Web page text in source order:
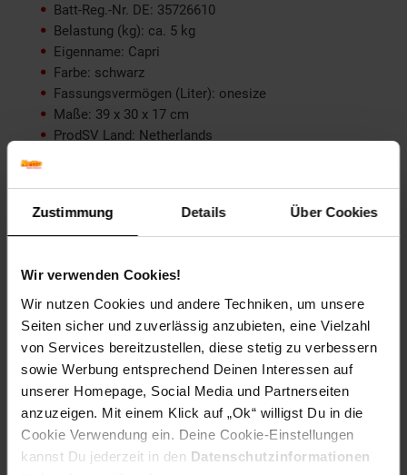
Zustimmung Details Über Cookies
Wir verwenden Cookies!
Wir nutzen Cookies und andere Techniken, um unsere
Seiten sicher und zuverlässig anzubieten, eine Vielzahl
von Services bereitzustellen, diese stetig zu verbessern
sowie Werbung entsprechend Deinen Interessen auf
unserer Homepage, Social Media und Partnerseiten
anzuzeigen. Mit einem Klick auf „Ok“ willigst Du in die
Cookie Verwendung ein. Deine Cookie-Einstellungen
kannst Du jederzeit in den Datenschutzinformationen
Batt-Reg.-Nr. DE: 35726610
Belastung (kg): ca. 5 kg
Eigenname: Capri
Farbe: schwarz
Fassungsvermögen (Liter): onesize
Maße: 39 x 30 x 17 cm
ProdSV Land: Netherlands
ProdSV Straße: Ettenseweg
productSafety Address: Ettenseweg 7A 7071 AA Ulft,
productSafety Email: service@basil.nl
productSafety Name: BASIL
EAN: 8715019110016
Artikel gehört zur Kategorie:Weiteres Fahrrad-Zubehör
Versandinformationen